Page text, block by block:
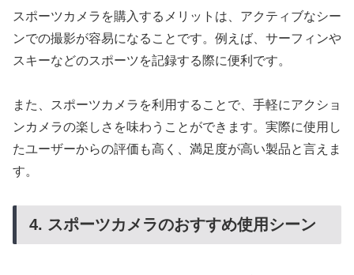
スポーツカメラを購入するメリットは、アクティブなシー
ンでの撮影が容易になることです。例えば、サーフィンや
スキーなどのスポーツを記録する際に便利です。
また、スポーツカメラを利用することで、手軽にアクショ
ンカメラの楽しさを味わうことができます。実際に使用し
たユーザーからの評価も高く、満足度が高い製品と言えま
す。
4. スポーツカメラのおすすめ使用シーン